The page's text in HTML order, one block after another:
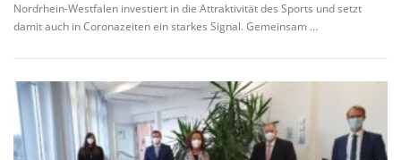
Nordrhein-Westfalen investiert in die Attraktivität des Sports und setzt
damit auch in Coronazeiten ein starkes Signal. Gemeinsam …